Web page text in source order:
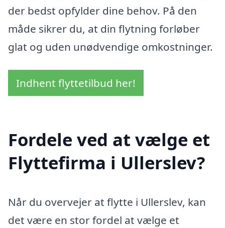
der bedst opfylder dine behov. På den
måde sikrer du, at din flytning forløber
glat og uden unødvendige omkostninger.
Indhent flyttetilbud her!
Fordele ved at vælge et
Flyttefirma i Ullerslev?
Når du overvejer at flytte i Ullerslev, kan
det være en stor fordel at vælge et